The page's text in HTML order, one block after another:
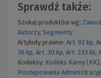
Sprawdź także:
Szukaj produktów wg:
Autorzy, Segmenty
Artykuły prawne: Art. 92 kp,
36 kp, Art. 30 kp, Art. 233 kk,
Kodeksy: Kodeks Karny (KK),
Postępowania